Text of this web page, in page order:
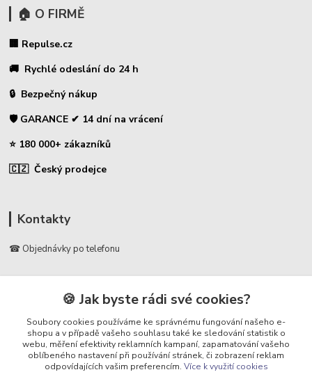
🏠 O FIRMĚ
🏢 Repulse.cz
🚚 Rychlé odeslání do 24 h
🔒 Bezpečný nákup
🛡️ GARANCE ✔ 14 dní na vrácení
⭐ 180 000+ zákazníků
🇨🇿 Český prodejce
Kontakty
☎ Objednávky po telefonu
🛡️ Infolinka
📞 728 007 997
⏰ Po - Pá | 7:00 - 13:30 |
info@repulse.cz
🍪 Jak byste rádi své cookies?
Soubory cookies používáme ke správnému fungování našeho e-
shopu a v případě vašeho souhlasu také ke sledování statistik o
webu, měření efektivity reklamních kampaní, zapamatování vašeho
oblíbeného nastavení při používání stránek, či zobrazení reklam
odpovídajících vašim preferencím. Více k využití cookies